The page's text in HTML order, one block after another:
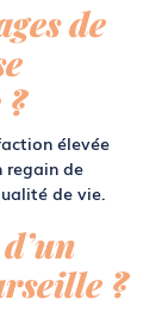
de
élevée
regain de
de vie.
?